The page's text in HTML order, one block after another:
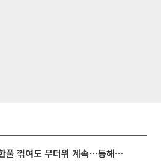
[내일 날씨] 폭염 한풀 꺾여도 무더위 계속⋯동해안 이틀 연속 비